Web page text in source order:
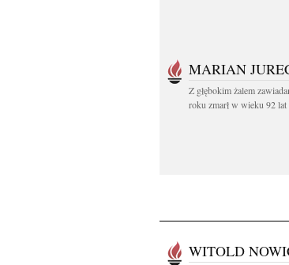
MARIAN
Z głębokim żalem
roku zmarł w wieku 92
WITOLD